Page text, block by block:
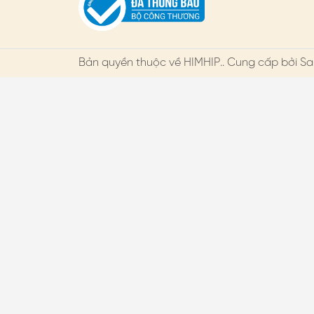
Bản quyền thuộc về HIMHIP.. Cung cấp bởi